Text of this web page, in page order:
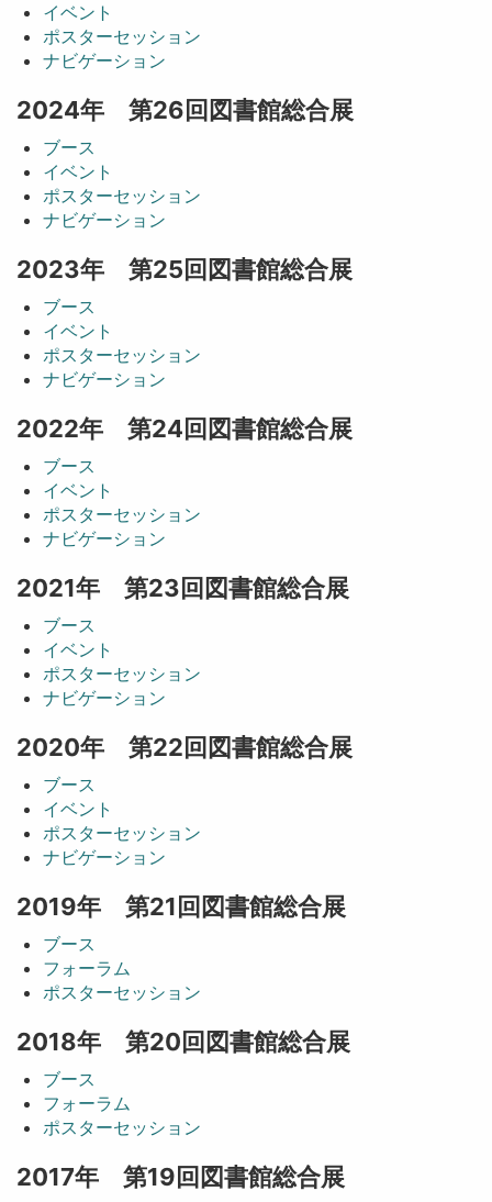
イベント
ポスターセッション
ナビゲーション
2024年 第26回図書館総合展
ブース
イベント
ポスターセッション
ナビゲーション
2023年 第25回図書館総合展
ブース
イベント
ポスターセッション
ナビゲーション
2022年 第24回図書館総合展
ブース
イベント
ポスターセッション
ナビゲーション
2021年 第23回図書館総合展
ブース
イベント
ポスターセッション
ナビゲーション
2020年 第22回図書館総合展
ブース
イベント
ポスターセッション
ナビゲーション
2019年 第21回図書館総合展
ブース
フォーラム
ポスターセッション
2018年 第20回図書館総合展
ブース
フォーラム
ポスターセッション
2017年 第19回図書館総合展